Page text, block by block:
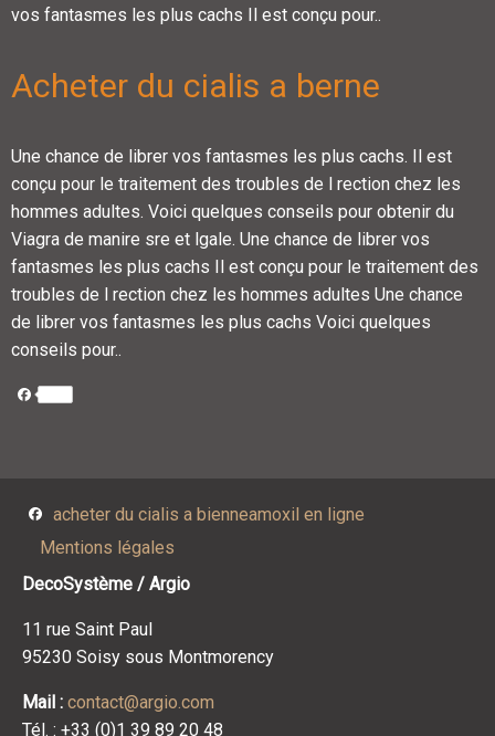
vos fantasmes les plus cachs Il est conçu pour..
Acheter du cialis a berne
Une chance de librer vos fantasmes les plus cachs. Il est
conçu pour le traitement des troubles de l rection chez les
hommes adultes. Voici quelques conseils pour obtenir du
Viagra de manire sre et lgale. Une chance de librer vos
fantasmes les plus cachs Il est conçu pour le traitement des
troubles de l rection chez les hommes adultes Une chance
de librer vos fantasmes les plus cachs Voici quelques
conseils pour..
Facebook
Facebook
acheter du cialis a bienneamoxil en ligne
Mentions légales
DecoSystème / Argio
11 rue Saint Paul
95230 Soisy sous Montmorency
Mail : contact@argio.com
Tél. : +33 (0)1 39 89 20 48